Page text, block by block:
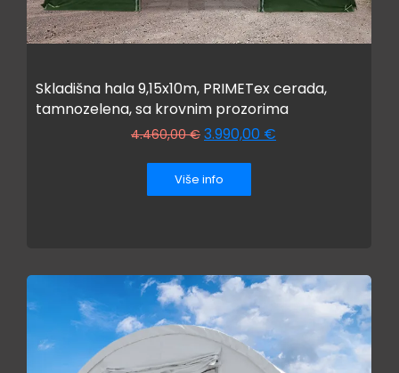
Skladišna hala 9,15x10m, PRIMETex cerada,
tamnozelena, sa krovnim prozorima
4.460,00€ 3.990,00 €
Više info